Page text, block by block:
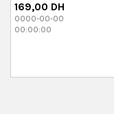
169,00 DH
0000-00-00
00:00:00